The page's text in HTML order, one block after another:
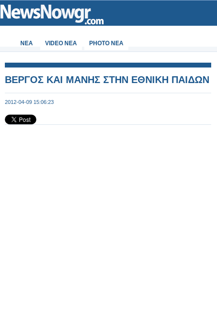
ΝΕΑ VIDEO NEA PHOTO NEA
ΒΕΡΓΟΣ ΚΑΙ ΜΑΝΗΣ ΣΤΗΝ ΕΘΝΙΚΗ ΠΑΙΔΩΝ
2012-04-09 15:06:23